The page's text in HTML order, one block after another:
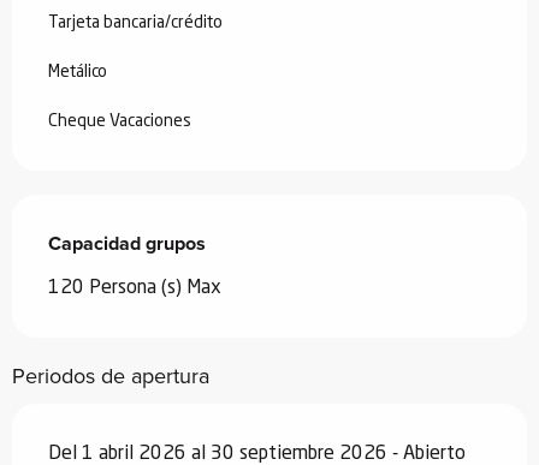
Tarjeta bancaria/crédito
Metálico
Cheque Vacaciones
Capacidad grupos
Capacidad grupos
120 Persona (s) Max
Periodos de apertura
Del 1 abril 2026 al 30 septiembre 2026 - Abierto